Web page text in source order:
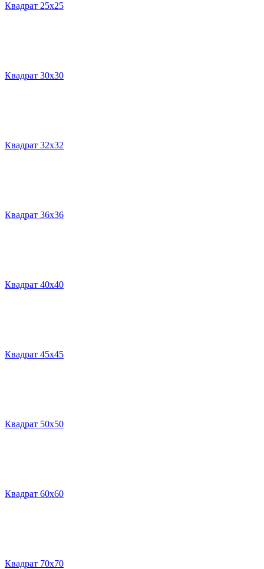
Квадрат 25х25
Квадрат 30х30
Квадрат 32х32
Квадрат 36х36
Квадрат 40х40
Квадрат 45х45
Квадрат 50х50
Квадрат 60х60
Квадрат 70х70